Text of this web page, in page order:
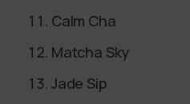
Calm Cha
Matcha Sky
Jade Sip